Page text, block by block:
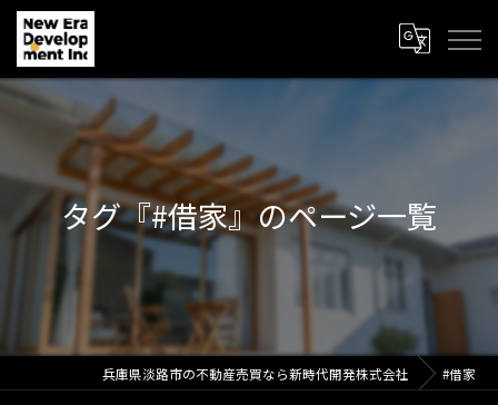
タグ『#借家』のページ一覧
兵庫県淡路市の不動産売買なら新時代開発株式会社 #借家